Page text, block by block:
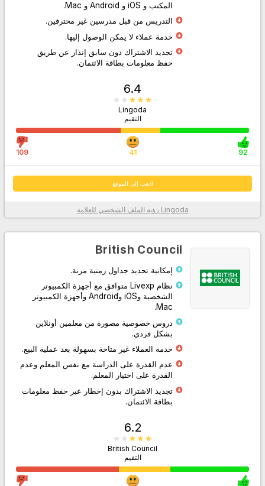
المكتب و iOS و Android و Mac.
التدريس من قبل مدرسين غير محترفين.
خدمة عملاء لا يمكن الوصول إليها.
تجديد الاشتراك دون سابق إنذار عن طريق
حفظ معلومات بطاقة الائتمان.
6.4
Lingoda
التقيم
92
41
109
اذهب إلى الموقع
اذهب إلى الموقع
Lingoda رؤية الملف الشخصي للعلامة
British Council
إمكانية تحديد جداول زمنية مرنة.
نظام Livexp متوافق مع أجهزة الكمبيوتر
الشخصية وiOS وAndroid وأجهزة الكمبيوتر
Mac.
دروس خصوصية مصورة من معلمين أونلاين
بشكل فردي.
خدمة العملاء غير متاحة بسهولة بعد عملية البيع.
عدم القدرة على الدراسة مع نفس المعلم وعدم
القدرة على اختيار المعلم.
تجديد الاشتراك بدون إخطار عبر حفظ معلومات
بطاقة الائتمان.
6.2
British Council
التقيم